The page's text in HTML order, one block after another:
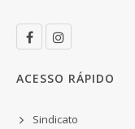
ACESSO RÁPIDO
Sindicato